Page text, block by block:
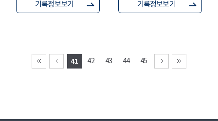
기록정보보기 기록정보보기
41 42 43 44 45